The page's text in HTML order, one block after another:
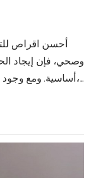
أحسن اقراص
وصحي، فإن إيجاد
أساسية. ومع وجود العديد من الخيارات المتاحة في السوق،…